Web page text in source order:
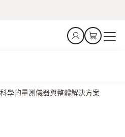
學的量測儀器與整體解決方案